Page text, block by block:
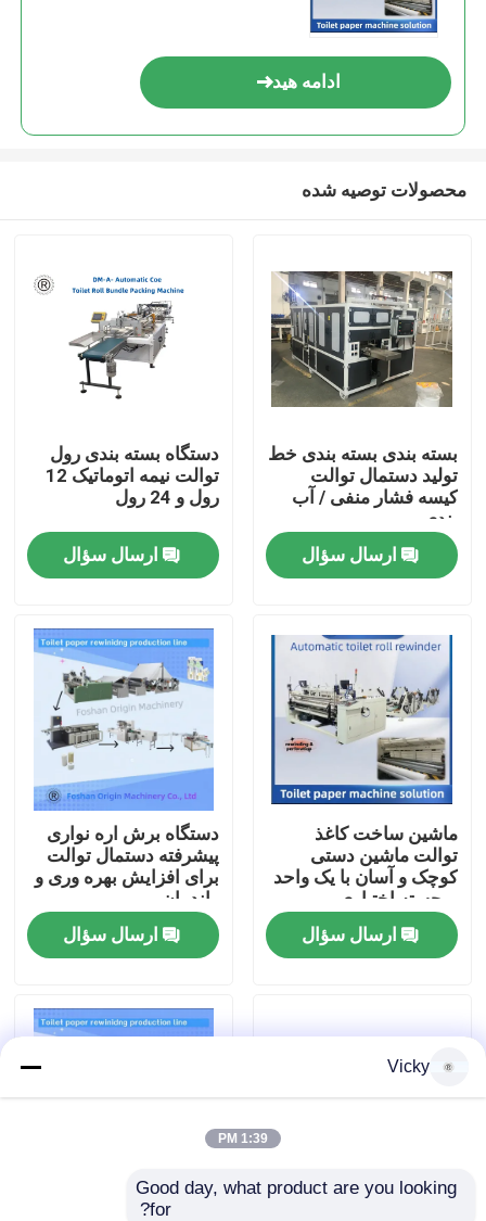
محصولات
درباره ما
تور کارخانه
کنترل کیفیت
با ما تماس بگیرید
درخواست نقل قول
ادامه هید
محصولات توصیه شده
بسته بندی بسته بندی خط
تولید دستمال توالت
کیسه فشار منفی / آب
بندی
ارسال سؤال
دستگاه بسته بندی رول
توالت نیمه اتوماتیک 12
رول و 24 رول
ارسال سؤال
ماشین ساخت کاغذ
توالت ماشین دستی
کوچک و آسان با یک واحد
برجسته اختیاری
ارسال سؤال
دستگاه برش اره نواری
پیشرفته دستمال توالت
برای افزایش بهره وری و
راندمان
ارسال سؤال
انقلاب در فرآیند تولید
Vicky
1:39 PM
Good day, what product are you looking
for?